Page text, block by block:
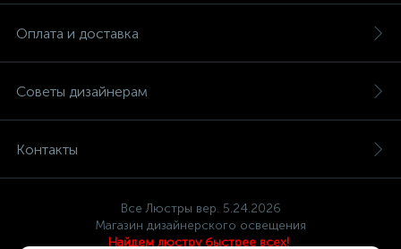
Оплата и доставка
Советы дизайнерам
Контакты
Все Люстры вер. 5.24.2026
Магазин дизайнерского освещения
Найдем люстру быстрее всех!